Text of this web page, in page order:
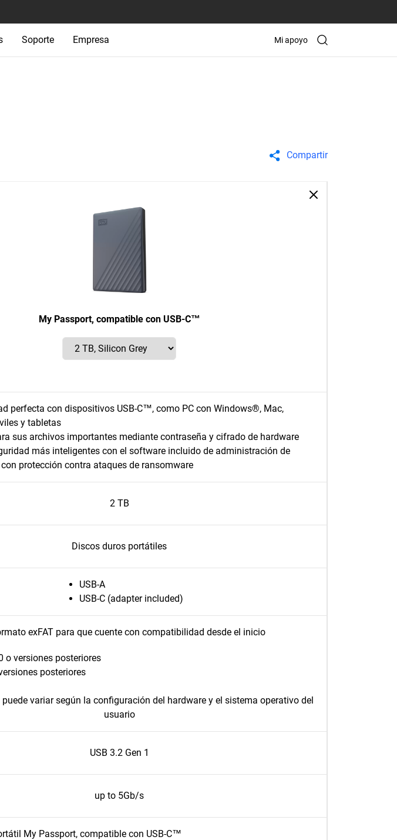
Soporte Empresa Mi apoyo
Compartir
My Passport, compatible con USB-C™
perfecta con dispositivos USB-C™, como PC con Windows®, Mac,
y tabletas
sus archivos importantes mediante contraseña y cifrado de hardware
más inteligentes con el software incluido de administración de
con protección contra ataques de ransomware
2 TB
Discos duros portátiles
USB-A
USB-C (adapter included)
exFAT para que cuente con compatibilidad desde el inicio
o versiones posteriores
posteriores
variar según la configuración del hardware y el sistema operativo del
usuario
USB 3.2 Gen 1
up to 5Gb/s
My Passport, compatible con USB-C™